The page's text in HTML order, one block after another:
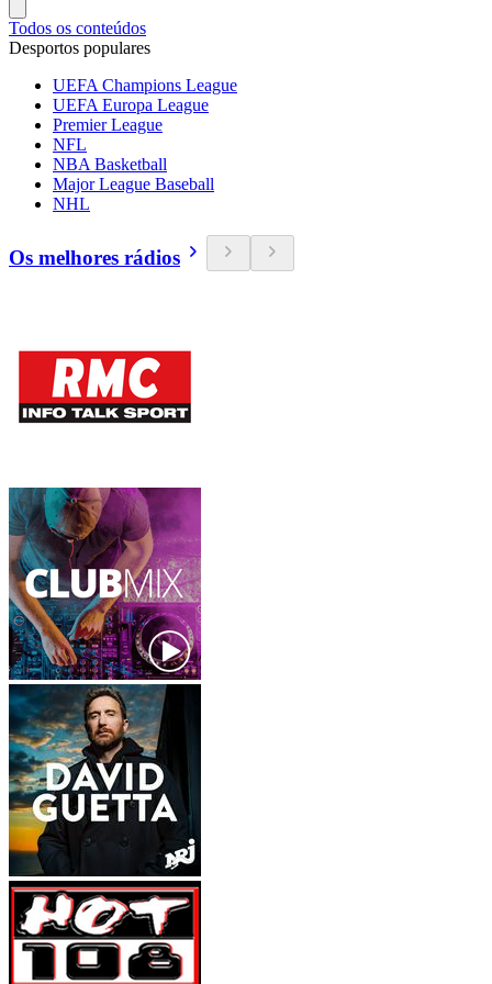
Todos os conteúdos
Desportos populares
UEFA Champions League
UEFA Europa League
Premier League
NFL
NBA Basketball
Major League Baseball
NHL
Os melhores rádios